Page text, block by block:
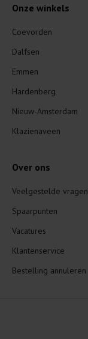
Onze winkels
Coevorden
Dalfsen
Emmen
Hardenberg
Nieuw-Amsterdam
Klazienaveen
Over ons
Veelgestelde vragen
Spaarpunten
Vacatures
Klantenservice
Bestelling annuleren